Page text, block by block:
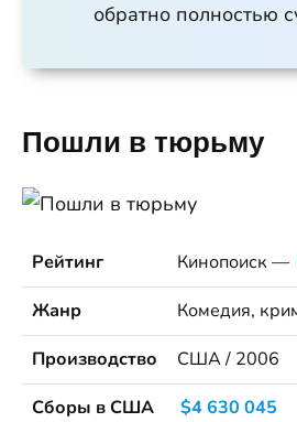
обратно полностью
Пошли в тюрьму
Рейтинг Кинопоиск —
Жанр
Комедия,
Производство
США / 2006
Сборы в США
$4 630 045